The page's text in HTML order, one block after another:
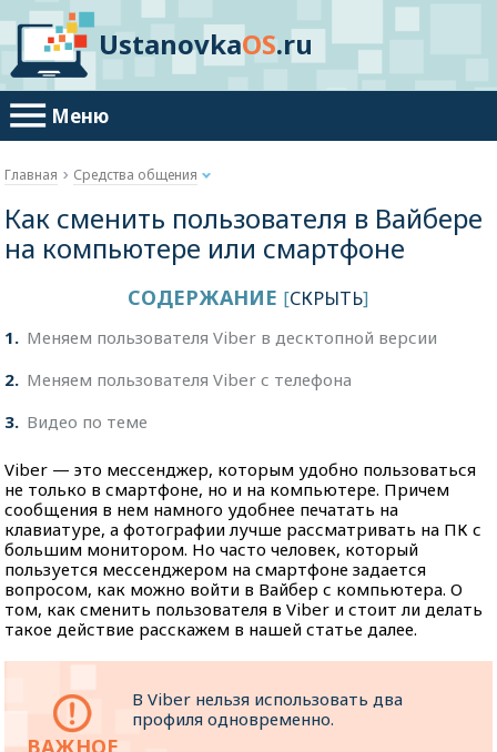
UstanovkaOS.ru
Главная Средства общения
Как сменить пользователя в Вайбере
на компьютере или смартфоне
СОДЕРЖАНИЕ [СКРЫТЬ]
1
Меняем пользователя Viber в десктопной версии
2 Меняем пользователя Viber с телефона
3 Видео по теме
Viber — это мессенджер, которым удобно пользоваться
не только в смартфоне, но и на компьютере. Причем
сообщения в нем намного удобнее печатать на
клавиатуре, а фотографии лучше рассматривать на ПК с
большим монитором. Но часто человек, который
пользуется мессенджером на смартфоне задается
вопросом, как можно войти в Вайбер с компьютера. О
том, как сменить пользователя в Viber и стоит ли делать
такое действие расскажем в нашей статье далее.
В Viber нельзя использовать два
профиля одновременно.
Меню